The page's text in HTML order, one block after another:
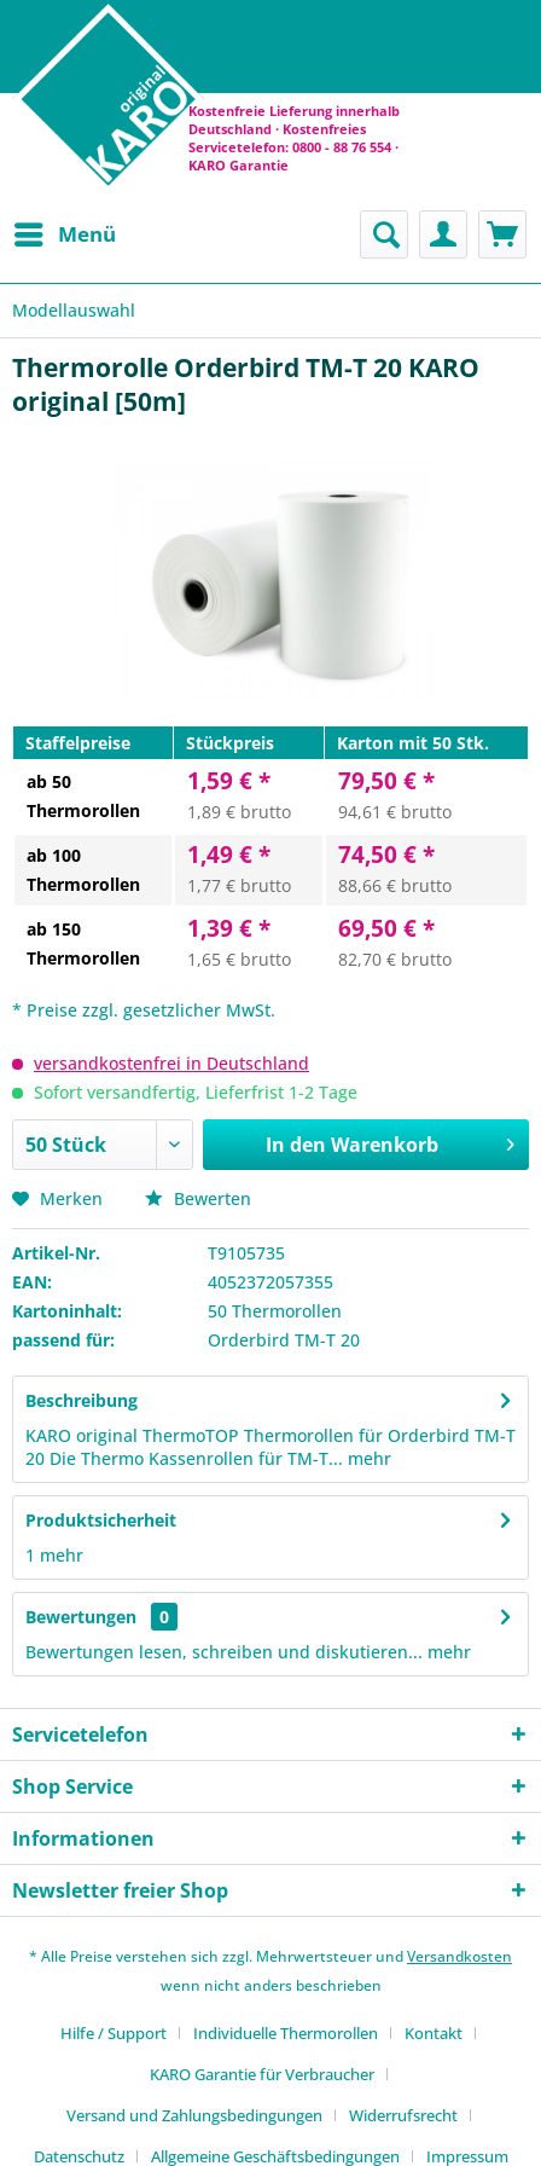
Kostenfreie Lieferung innerhalb
Deutschland · Kostenfreies
Servicetelefon: 0800 - 88 76 554 ·
KARO Garantie
Menü
Modellauswahl
Thermorolle Orderbird TM-T 20 KARO
original [50m]
Staffelpreise Stückpreis
Karton mit 50 Stk.
ab 50
Thermorollen
1,59 € *
1,89 € brutto
79,50 € *
94,61 € brutto
ab 100
Thermorollen
1,49 € *
1,77 € brutto
74,50 € *
88,66 € brutto
ab 150
Thermorollen
1,39 € *
1,65 € brutto
69,50 € *
82,70 € brutto
* Preise zzgl. gesetzlicher MwSt.
versandkostenfrei in Deutschland
Sofort versandfertig, Lieferfrist 1-2 Tage
In den Warenkorb
Merken Bewerten
Artikel-Nr.
T9105735
EAN:
4052372057355
Kartoninhalt:
50 Thermorollen
passend für:
Orderbird TM-T 20
Beschreibung
KARO original ThermoTOP Thermorollen für Orderbird TM-T
20 Die Thermo Kassenrollen für TM-T... mehr
Produktsicherheit
1 mehr
Bewertungen
0
Bewertungen lesen, schreiben und diskutieren... mehr
Servicetelefon
Shop Service
Informationen
Newsletter freier Shop
* Alle Preise verstehen sich zzgl. Mehrwertsteuer undVersandkosten
wenn nicht anders beschrieben
Hilfe / Support Individuelle Thermorollen
Kontakt
KARO Garantie für Verbraucher
Versand und Zahlungsbedingungen
Widerrufsrecht
Datenschutz
Allgemeine Geschäftsbedingungen Impressum